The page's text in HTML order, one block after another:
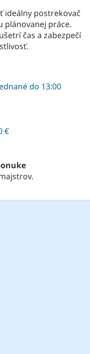
ideálny postrekovač
plánovanej práce.
čas a zabezpečí
do 13:00
€